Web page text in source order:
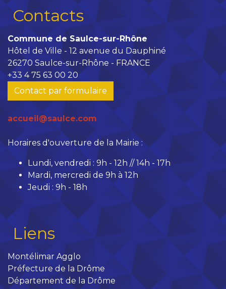
Contacts
Commune de Saulce-sur-Rhône
Hôtel de Ville - 12 avenue du Dauphiné
26270 Saulce-sur-Rhône - FRANCE
+33 4 75 63 00 20
Contact par formulaire
accueil@saulce.com
Horaires d'ouverture de la Mairie :
Lundi, vendredi : 9h - 12h // 14h - 17h
Mardi, mercredi de 9h à 12h
Jeudi : 9h - 18h
Liens
Montélimar Agglo
Préfecture de la Drôme
Département de la Drôme